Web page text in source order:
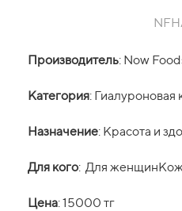
Производитель: Now
Категория: Гиалуроновая
Назначение: Красота и
Для кого: Для
Цена: 15000 тг